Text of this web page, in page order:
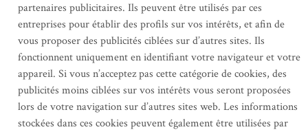
partenaires publicitaires. Ils peuvent être utilisés par ces
entreprises pour établir des profils sur vos intérêts, et afin de
vous proposer des publicités ciblées sur d’autres sites. Ils
fonctionnent uniquement en identifiant votre navigateur et votre
appareil. Si vous n’acceptez pas cette catégorie de cookies, des
publicités moins ciblées sur vos intérêts vous seront proposées
lors de votre navigation sur d’autres sites web. Les informations
stockées dans ces cookies peuvent également être utilisées par